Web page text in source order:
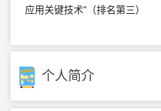
应用关键技术"（排名第三）
个人简介